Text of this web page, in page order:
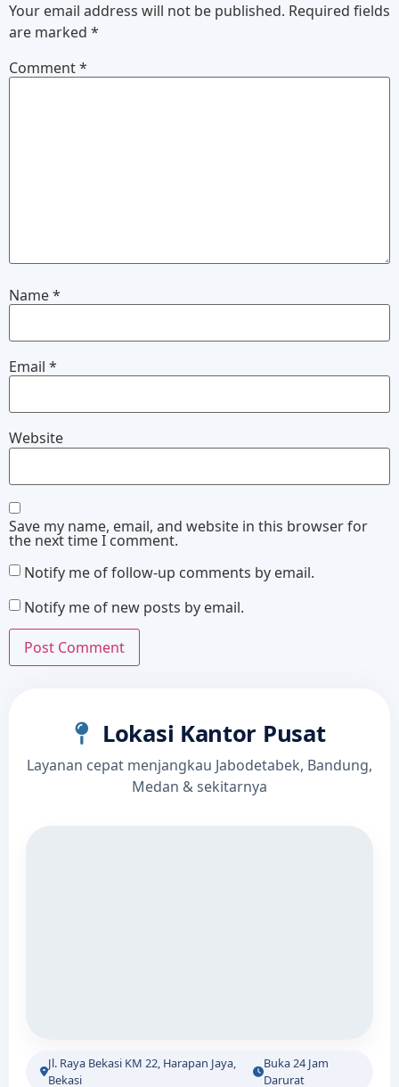
Your email address will not be published. Required fields
are marked *
Comment*
Name*
Email *
Website
Save my name, email, and website in this browser for
the next time I comment.
Notify me of follow-up comments by email.
Notify me of new posts by email.
Lokasi Kantor Pusat
Layanan cepat menjangkau Jabodetabek, Bandung,
Medan & sekitarnya
Jl. Raya Bekasi KM 22, Harapan Jaya,
Bekasi
Buka 24 Jam
Darurat